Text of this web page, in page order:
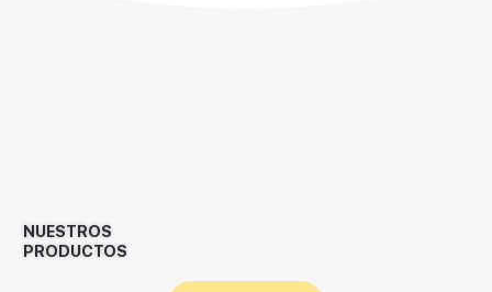
NUESTROS
PRODUCTOS